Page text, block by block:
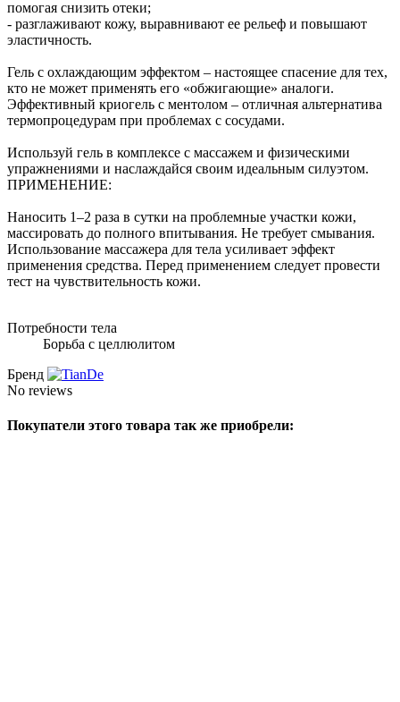
помогая снизить отеки;
- разглаживают кожу, выравнивают ее рельеф и повышают
эластичность.
Гель с охлаждающим эффектом – настоящее спасение для тех,
кто не может применять его «обжигающие» аналоги.
Эффективный криогель с ментолом – отличная альтернатива
термопроцедурам при проблемах с сосудами.
Используй гель в комплексе с массажем и физическими
упражнениями и наслаждайся своим идеальным силуэтом.
ПРИМЕНЕНИЕ:
Наносить 1–2 раза в сутки на проблемные участки кожи,
массировать до полного впитывания. Не требует смывания.
Использование массажера для тела усиливает эффект
применения средства. Перед применением следует провести
тест на чувствительность кожи.
Потребности тела
Борьба с целлюлитом
Бренд
No reviews
Покупатели этого товара так же приобрели: